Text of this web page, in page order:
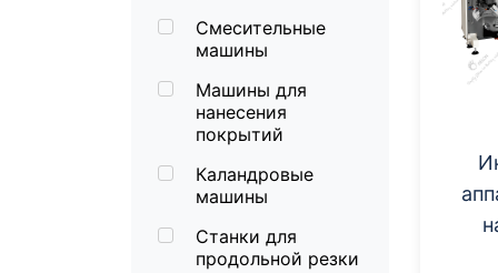
Смесительные
машины
Машины для
нанесения
покрытий
Каландровые
машины
Станки для
продольной резки